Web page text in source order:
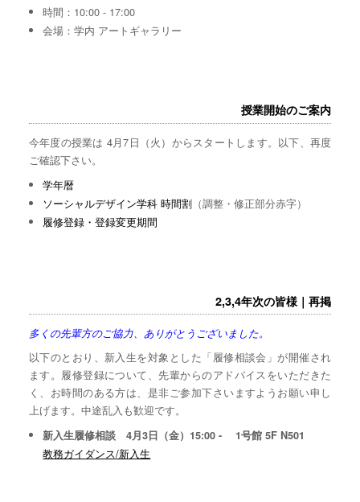
時間：10:00 - 17:00
会場：学内 アートギャラリー
授業開始のご案内
今年度の授業は 4月7日（火）からスタートします。以下、再度
ご確認下さい。
学年暦
ソーシャルデザイン学科 時間割 （調整・修正部分赤字）
履修登録・登録変更期間
2,3,4年次の皆様｜再掲
多くの先輩方のご協力、ありがとうございました。
以下のとおり、新入生を対象とした「履修相談会」が開催され
ます。履修登録について、先輩からのアドバイスをいただきた
く、お時間のある方は、是非ご参加下さいますようお願い申し
上げます。中途乱入も歓迎です。
新入生履修相談 4月3日（金）15:00 - 1号館 5F N501
教務ガイダンス/新入生